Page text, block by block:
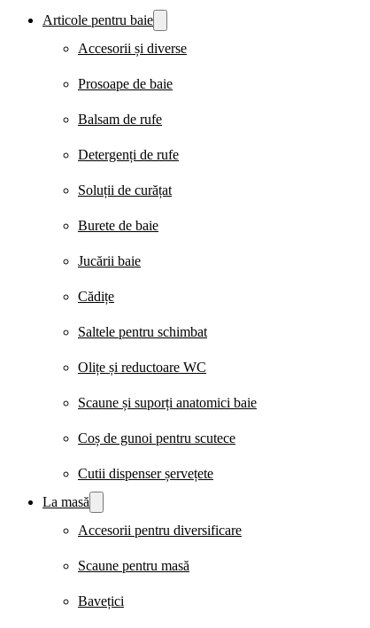
Articole pentru baie
Accesorii și diverse
Prosoape de baie
Balsam de rufe
Detergenți de rufe
Soluții de curățat
Burete de baie
Jucării baie
Cădițe
Saltele pentru schimbat
Olițe și reductoare WC
Scaune și suporți anatomici baie
Coș de gunoi pentru scutece
Cutii dispenser șervețete
La masă
Accesorii pentru diversificare
Scaune pentru masă
Bavețici